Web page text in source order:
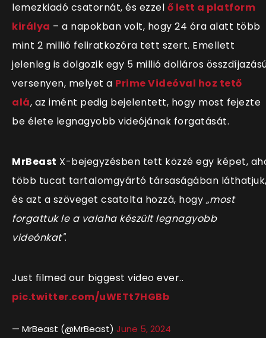
lemezkiadó csatornát, és ezzel ő lett a platform
királya – a napokban volt, hogy 24 óra alatt több
mint 2 millió feliratkozóra tett szert. Emellett
jelenleg is dolgozik egy 5 millió dolláros
versenyen, melyet a Prime Videóval hoz tető
alá, az imént pedig bejelentett, hogy most fejezte
be élete legnagyobb videójának forgatását.
MrBeast X-bejegyzésben tett közzé egy képet,
több tucat tartalomgyártó társaságában
és azt a szöveget csatolta hozzá, hogy „most
forgattuk le a valaha készült legnagyobb
videónkat".
Just filmed our biggest video ever..
pic.twitter.com/uWETt7HGBb
— MrBeast (@MrBeast) June 5, 2024